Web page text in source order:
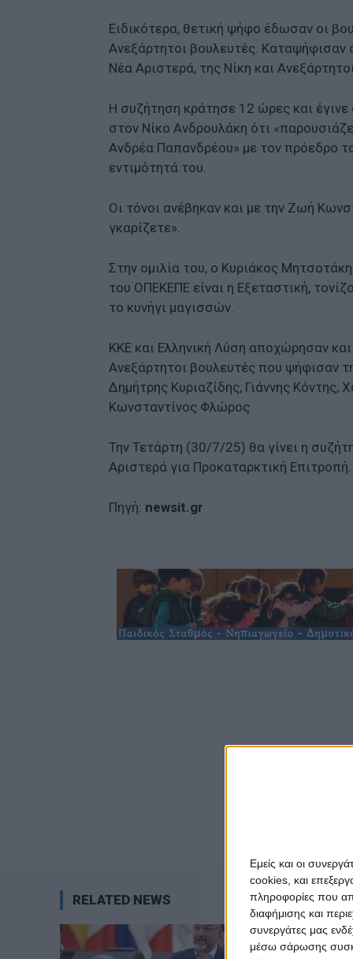
Εμείς και οι
cookies, και
πληροφορίες που
διαφήμισης και
συνεργάτες μας
μέσω σάρωσης
Ειδικότερα, θετική ψήφο έδωσαν οι
Ανεξάρτητοι βουλευτές. Καταψήφισαν
Νέα Αριστερά, της Νίκη και
Η συζήτηση κράτησε 12 ώρες και
στον Νίκο Ανδρουλάκη ότι
Ανδρέα Παπανδρέου» με τον πρόεδρο
εντιμότητά του.
Οι τόνοι ανέβηκαν και με την Ζωή
γκαρίζετε».
Στην ομιλία του, ο Κυριάκος
του ΟΠΕΚΕΠΕ είναι η Εξεταστική,
το κυνήγι μαγισσών.
ΚΚΕ και Ελληνική Λύση αποχώρησαν
Ανεξάρτητοι βουλευτές που ψήφισαν
Δημήτρης Κυριαζίδης, Γιάννης
Κωνσταντίνος Φλώρος
Την Τετάρτη (30/7/25) θα γίνει η
Αριστερά για Προκαταρκτική Επιτροπή.
Πηγή: newsit.gr
RELATED NEWS